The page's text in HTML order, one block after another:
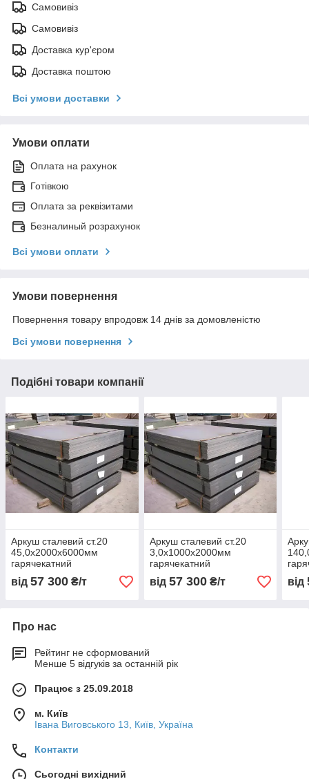
Самовивіз
Самовивіз
Доставка кур'єром
Доставка поштою
Всі умови доставки
Умови оплати
Оплата на рахунок
Готівкою
Оплата за реквізитами
Безналиный розрахунок
Всі умови оплати
Умови повернення
Повернення товару впродовж 14 днів за домовленістю
Всі умови повернення
Подібні товари компанії
Аркуш сталевий ст.20
45,0х2000х6000мм
гарячекатний
від 57 300 ₴/т
Аркуш сталевий ст.20
3,0х1000х2000мм
гарячекатний
від 57 300₴/т від
Про нас
Рейтинг не сформований
Менше 5 відгуків за останній рік
Працює з 25.09.2018
м. Київ
Івана Виговського 13, Київ, Україна
Контакти
Сьогодні вихідний